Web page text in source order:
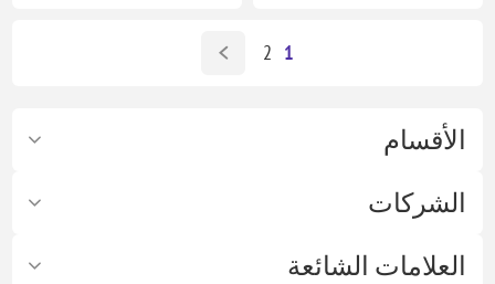
الأقسام
الشركات
العلامات الشائعة
1
2